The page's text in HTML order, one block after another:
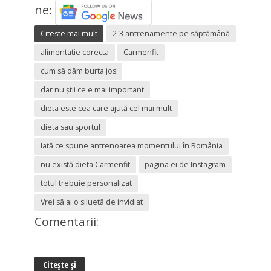
ne:
Citeste mai mult
2-3 antrenamente pe săptămână
alimentatie corecta
Carmenfit
cum să dăm burta jos
dar nu știi ce e mai important
dieta este cea care ajută cel mai mult
dieta sau sportul
Iată ce spune antrenoarea momentului în România
nu există dieta Carmenfit
pagina ei de Instagram
totul trebuie personalizat
Vrei să ai o siluetă de invidiat
Comentarii:
Citește și